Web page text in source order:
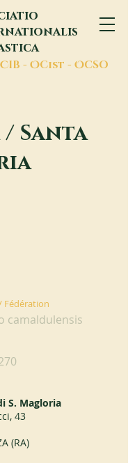
CIB - OCist - OCSO
/ Santa
Fédération
camaldulensis
S. Magloria
43
(RA)